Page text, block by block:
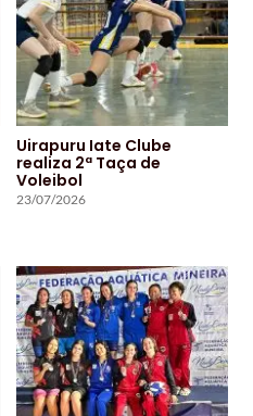
Uirapuru Iate Clube
realiza 2ª Taça de
Voleibol
23/07/2026